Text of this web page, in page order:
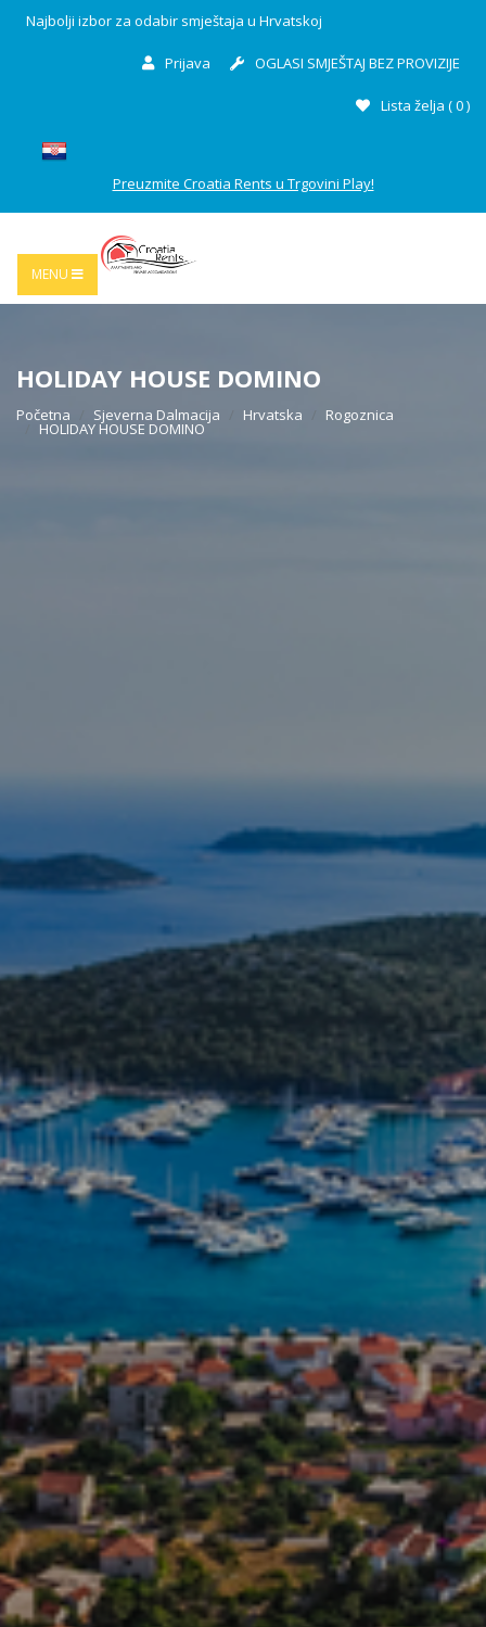
Najbolji izbor za odabir smještaja u Hrvatskoj
Prijava OGLASI SMJEŠTAJ BEZ PROVIZIJE
Lista želja (0)
Preuzmite Croatia Rents u Trgovini Play!
MENU
HOLIDAY HOUSE DOMINO
Početna Sjeverna Dalmacija Hrvatska Rogoznica
HOLIDAY HOUSE DOMINO